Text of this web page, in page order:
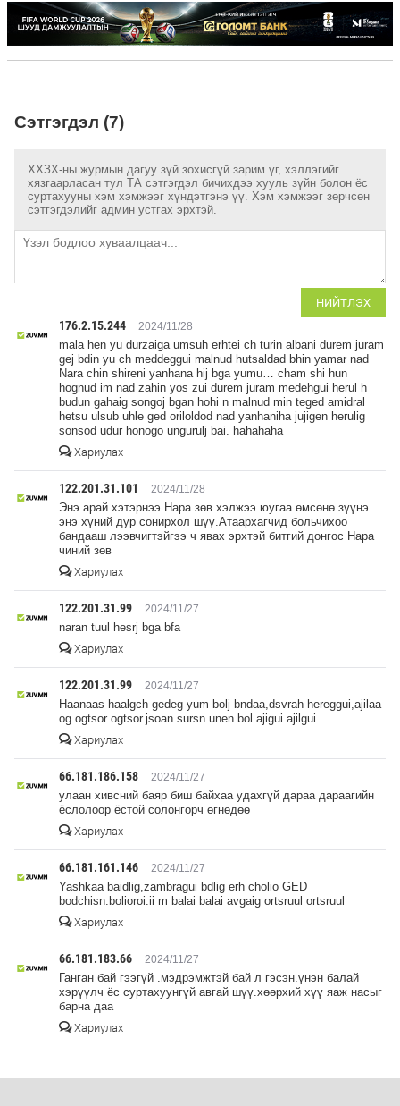
Сэтгэгдэл (7)
ХХЗХ-ны журмын дагуу зүй зохисгүй зарим үг, хэллэгийг
хязгаарласан тул ТА сэтгэгдэл бичихдээ хууль зүйн болон ёс
суртахууны хэм хэмжээг хүндэтгэнэ үү. Хэм хэмжээг зөрчсөн
сэтгэгдэлийг админ устгах эрхтэй.
НИЙТЛЭХ
176.2.15.244 2024/11/28
mala hen yu durzaiga umsuh erhtei ch turin albani durem juram
gej bdin yu ch meddeggui malnud hutsaldad bhin yamar nad
Nara chin shireni yanhana hij bga yumu… cham shi hun
hognud im nad zahin yos zui durem juram medehgui herul h
budun gahaig songoj bgan hohi n malnud min teged amidral
hetsu ulsub uhle ged oriloldod nad yanhaniha jujigen herulig
sonsod udur honogo ungurulj bai. hahahaha
Хариулах
122.201.31.101 2024/11/28
Энэ арай хэтэрнээ Нара зөв хэлжээ юугаа өмсөнө зүүнэ
энэ хүний дур сонирхол шүү.Атаархагчид больчихоо
бандааш лээвчигтэйгээ ч явах эрхтэй битгий донгос Нара
чиний зөв
Хариулах
122.201.31.99 2024/11/27
naran tuul hesrj bga bfa
Хариулах
122.201.31.99 2024/11/27
Haanaas haalgch gedeg yum bolj bndaa,dsvrah hereggui,ajilaa
og ogtsor ogtsor.jsoan sursn unen bol ajigui ajilgui
Хариулах
66.181.186.158 2024/11/27
улаан хивсний баяр биш байхаа удахгүй дараа дараагийн
ёслолоор ёстой солонгорч өгнөдөө
Хариулах
66.181.161.146 2024/11/27
Yashkaa baidlig,zambragui bdlig erh cholio GED
bodchisn.bolioroi.ii m balai balai avgaig ortsruul ortsruul
Хариулах
66.181.183.66 2024/11/27
Ганган бай гээгүй .мэдрэмжтэй бай л гэсэн.үнэн балай
хэрүүлч ёс суртахуунгүй авгай шүү.хөөрхий хүү яаж насыг
барна даа
Хариулах